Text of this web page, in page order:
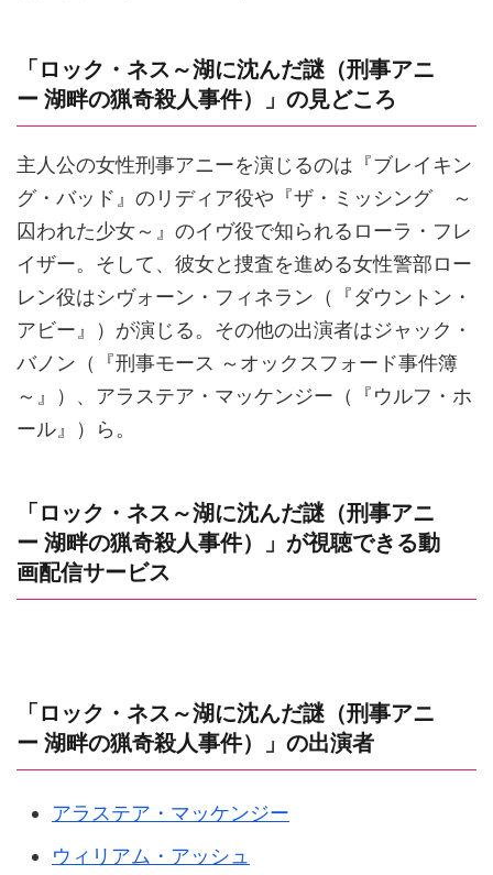
「ロック・ネス～湖に沈んだ謎（刑事アニ
ー 湖畔の猟奇殺人事件）」の見どころ
主人公の女性刑事アニーを演じるのは『ブレイキン
グ・バッド』のリディア役や『ザ・ミッシング ～
囚われた少女～』のイヴ役で知られるローラ・フレ
イザー。そして、彼女と捜査を進める女性警部ロー
レン役はシヴォーン・フィネラン（『ダウントン・
アビー』）が演じる。その他の出演者はジャック・
バノン（『刑事モース ～オックスフォード事件簿
～』）、アラステア・マッケンジー（『ウルフ・ホ
ール』）ら。
「ロック・ネス～湖に沈んだ謎（刑事アニ
ー 湖畔の猟奇殺人事件）」が視聴できる動
画配信サービス
「ロック・ネス～湖に沈んだ謎（刑事アニ
ー 湖畔の猟奇殺人事件）」の出演者
アラステア・マッケンジー
ウィリアム・アッシュ